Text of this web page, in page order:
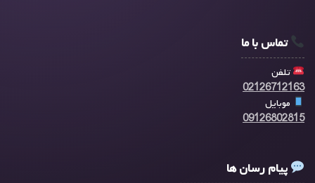
تماس با ما
تلفن
02126712163
موبایل
09126802815
پیام رسان ها